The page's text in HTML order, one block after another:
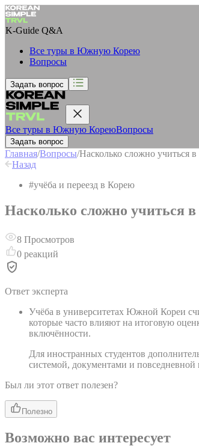
K-Guide Q&A
Все туры в Южную Корею
Вопросы
Задать вопрос
Все туры в Южную КореюВопросы
Задать вопрос
Главная/Вопросы/Насколько сложно учиться в
Назад
#учёба и переезд в Корею
Насколько сложно учиться в
8 Просмотров
0 реакций
Ответ эксперта
Учёба в университетах Южной Кореи
которые часто влияют на итоговую
включённости.
Для иностранных студентов
системой, документами и
Был ли этот ответ полезен?
Полезно
Возможно вас интересует